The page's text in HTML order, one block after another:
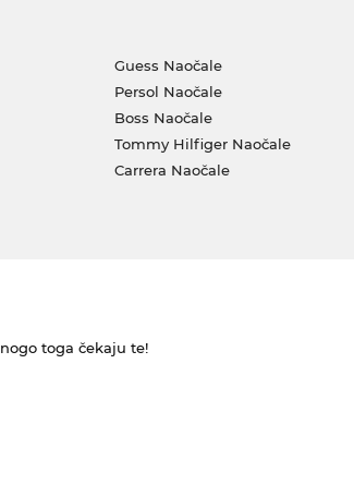
Guess Naočale
Persol Naočale
Boss Naočale
Tommy Hilfiger Naočale
Carrera Naočale
toga čekaju te!